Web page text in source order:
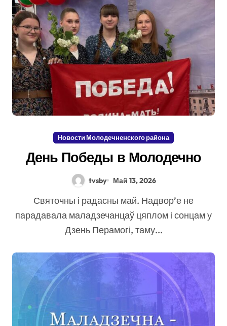
Новости Молодечненского района
День Победы в Молодечно
tvsby Май 13, 2026
Святочны і радасны май. Надвор’е не
парадавала маладзечанцаў цяплом і сонцам у
Дзень Перамогі, таму...